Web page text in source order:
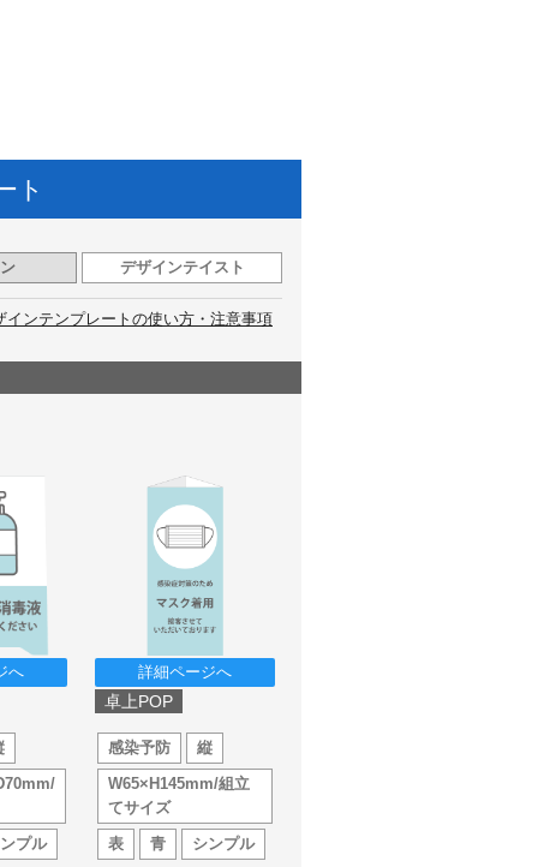
ト
デザインテイスト
インテンプレートの使い方・注意事項
へ
プル
詳細ページへ
卓上POP
感染予防
縦
W65×H145mm/組立
てサイズ
表
青 シンプル